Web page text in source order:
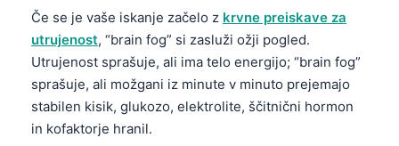
Če se je vaše iskanje začelo z krvne preiskave za
utrujenost, “brain fog” si zasluži ožji pogled.
Utrujenost sprašuje, ali ima telo energijo; “brain fog”
sprašuje, ali možgani iz minute v minuto prejemajo
stabilen kisik, glukozo, elektrolite, ščitnični hormon
in kofaktorje hranil.